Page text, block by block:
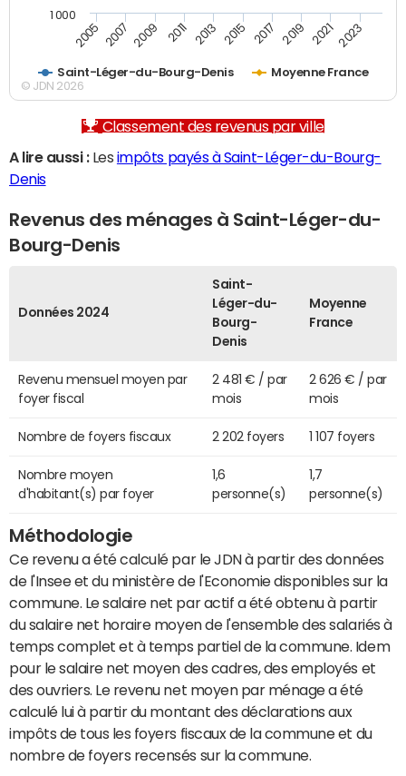
Saint-Léger-du-Bourg-Denis Moyenne France
2005 2007 2009 2011 2013 2015 2017 2019 2021 2023
1 000
© JDN 2026
Classement des revenus par ville
A lire aussi :Les impôts payés à Saint-Léger-du-Bourg-
Denis
Revenus des ménages à Saint-Léger-du-
Bourg-Denis
Données 2024
Saint-
Léger-du-
Bourg-
Denis
Moyenne
France
Revenu mensuel moyen par
foyer fiscal
2 481 € / par
mois
2 626 € / par
mois
Nombre de foyers fiscaux 2 202 foyers 1 107 foyers
Nombre moyen
d'habitant(s) par foyer
1,6
personne(s)
1,7
personne(s)
Méthodologie
Ce revenu a été calculé par le JDN à partir des données
de l'Insee et du ministère de l'Economie disponibles sur la
commune. Le salaire net par actif a été obtenu à partir
du salaire net horaire moyen de l'ensemble des salariés à
temps complet et à temps partiel de la commune. Idem
pour le salaire net moyen des cadres, des employés et
des ouvriers. Le revenu net moyen par ménage a été
calculé lui à partir du montant des déclarations aux
impôts de tous les foyers fiscaux de la commune et du
nombre de foyers recensés sur la commune.